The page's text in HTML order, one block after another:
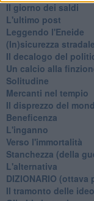
Il giorno dei saldi
L'ultimo post
Leggendo l'Eneide
​(In)sicurezza stradale
Il decalogo del
Un calcio alla
Solitudine
Mercanti nel tempio
Il disprezzo del
Beneficenza
L'inganno
Verso l'immortalità
Stanchezza (della
L'alternativa
​DIZIONARIO
Il tramonto delle